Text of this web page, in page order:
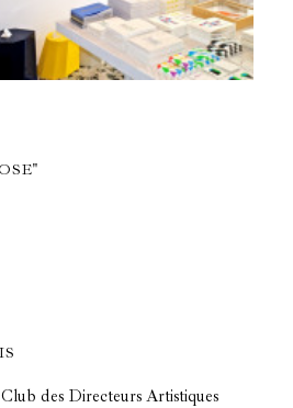
des Directeurs Artistiques